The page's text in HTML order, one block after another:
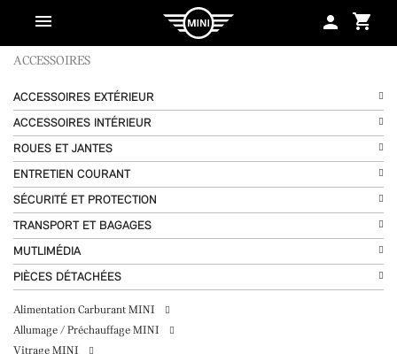
shopping_cart
person
ACCESSOIRES
ACCESSOIRES EXTÉRIEUR
ACCESSOIRES INTÉRIEUR
ROUES ET JANTES
ENTRETIEN COURANT
SÉCURITÉ ET PROTECTION
TRANSPORT ET BAGAGES
MUTLIMÉDIA
PIÈCES DÉTACHÉES
Alimentation Carburant MINI
Allumage / Préchauffage MINI
Vitrage MINI